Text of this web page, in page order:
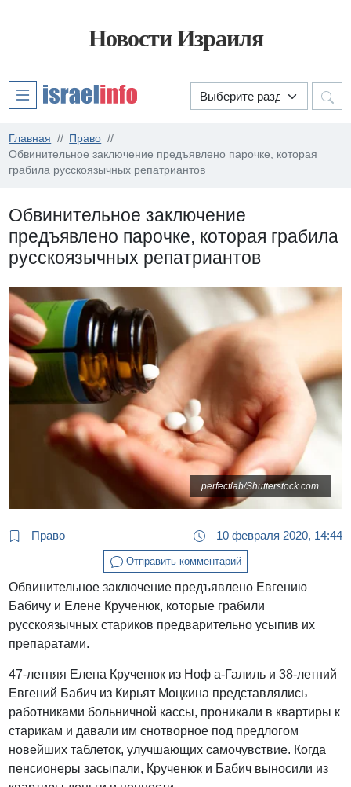
Новости Израиля
Главная
Право
Обвинительное заключение предъявлено парочке, которая
грабила русскоязычных репатриантов
Обвинительное заключение
предъявлено парочке, которая грабила
русскоязычных репатриантов
perfectlab/Shutterstock.com
Право 10 февраля 2020, 14:44
Отправить комментарий
Обвинительное заключение предъявлено Евгению
Бабичу и Елене Крученюк, которые грабили
русскоязычных стариков предварительно усыпив их
препаратами.
47-летняя Елена Крученюк из Ноф а-Галиль и 38-летний
Евгений Бабич из Кирьят Моцкина представлялись
работниками больничной кассы, проникали в квартиры к
старикам и давали им снотворное под предлогом
новейших таблеток, улучшающих самочувствие. Когда
пенсионеры засыпали, Крученюк и Бабич выносили из